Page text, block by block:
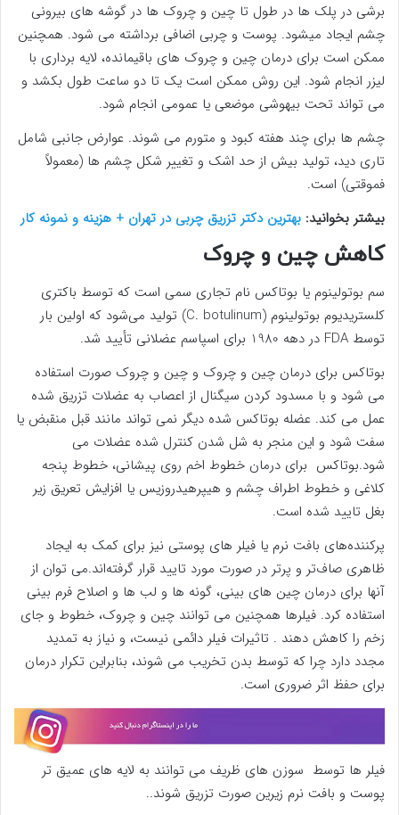
برشی در پلک ها در طول تا چین و چروک ها در گوشه های بیرونی
چشم ایجاد میشود. پوست و چربی اضافی برداشته می شود. همچنین
ممکن است برای درمان چین و چروک های باقیمانده، لایه برداری با
لیزر انجام شود. این روش ممکن است یک تا دو ساعت طول بکشد و
می تواند تحت بیهوشی موضعی یا عمومی انجام شود.
چشم ها برای چند هفته کبود و متورم می شوند. عوارض جانبی شامل
تاری دید، تولید بیش از حد اشک و تغییر شکل چشم ها (معمولاً
فموقتی) است.
بیشتر بخوانید: بهترین دکتر تزریق چربی در تهران + هزینه و نمونه کار
کاهش چین و چروک
سم بوتولینوم یا بوتاکس نام تجاری سمی است که توسط باکتری
کلستریدیوم بوتولینوم (C. botulinum) تولید می‌شود که اولین بار
توسط FDA در دهه 1980 برای اسپاسم عضلانی تأیید شد.
بوتاکس برای درمان چین و چروک و چین و چروک صورت استفاده
می شود و با مسدود کردن سیگنال از اعصاب به عضلات تزریق شده
عمل می کند. عضله بوتاکس شده دیگر نمی تواند مانند قبل منقبض یا
سفت شود و این منجر به شل شدن کنترل شده عضلات می
شود.بوتاکس برای درمان خطوط اخم روی پیشانی، خطوط پنجه
کلاغی و خطوط اطراف چشم و هیپرهیدروزیس یا افزایش تعریق زیر
بغل تایید شده است.
پرکننده‌های بافت نرم یا فیلر های پوستی نیز برای کمک به ایجاد
ظاهری صاف‌تر و پرتر در صورت مورد تایید قرار گرفته‌اند.می توان از
آنها برای درمان چین های بینی، گونه ها و لب ها و اصلاح فرم بینی
استفاده کرد. فیلرها همچنین می توانند چین و چروک، خطوط و جای
زخم را کاهش دهند . تاثیرات فیلر دائمی نیست، و نیاز به تمدید
مجدد دارد چرا که توسط بدن تخریب می شوند، بنابراین تکرار درمان
برای حفظ اثر ضروری است.
فیلر ها توسط سوزن های ظریف می توانند به لایه های عمیق تر
پوست و بافت نرم زیرین صورت تزریق شوند..